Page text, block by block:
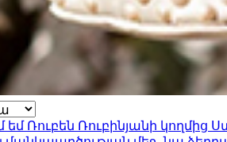
Ռուբինյանի կողմից